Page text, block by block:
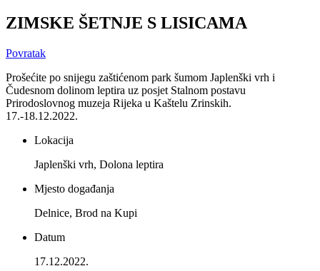
ZIMSKE ŠETNJE S LISICAMA
Povratak
Prošećite po snijegu zaštićenom park šumom Japlenški vrh i
Čudesnom dolinom leptira uz posjet Stalnom postavu
Prirodoslovnog muzeja Rijeka u Kaštelu Zrinskih.
17.-18.12.2022.
Lokacija
Japlenški vrh, Dolona leptira
Mjesto događanja
Delnice, Brod na Kupi
Datum
17.12.2022.